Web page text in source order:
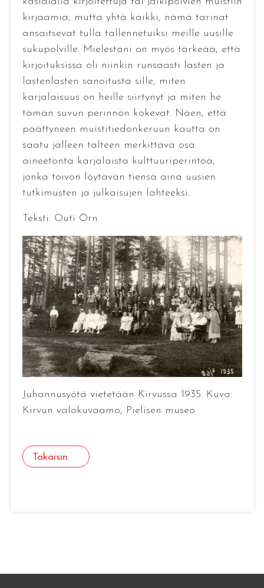
kirjaamia, mutta yhtä kaikki, nämä tarinat
ansaitsevat tulla tallennetuiksi meille uusille
sukupolville. Mielestäni on myös tärkeää, että
kirjoituksissa oli niinkin runsaasti lasten ja
lastenlasten sanoitusta sille, miten
karjalaisuus on heille siirtynyt ja miten he
tämän suvun perinnön kokevat. Näen, että
päättyneen muistitiedonkeruun kautta on
saatu jälleen talteen merkittävä osa
aineetonta karjalaista kulttuuriperintöä,
jonka toivon löytävän tiensä aina uusien
tutkimusten ja julkaisujen lähteeksi.
Teksti: Outi Örn
Juhannusyötä vietetään Kirvussa 1935. Kuva:
Kirvun valokuvaamo, Pielisen museo.
Takaisin